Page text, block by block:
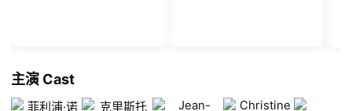
主演 Cast